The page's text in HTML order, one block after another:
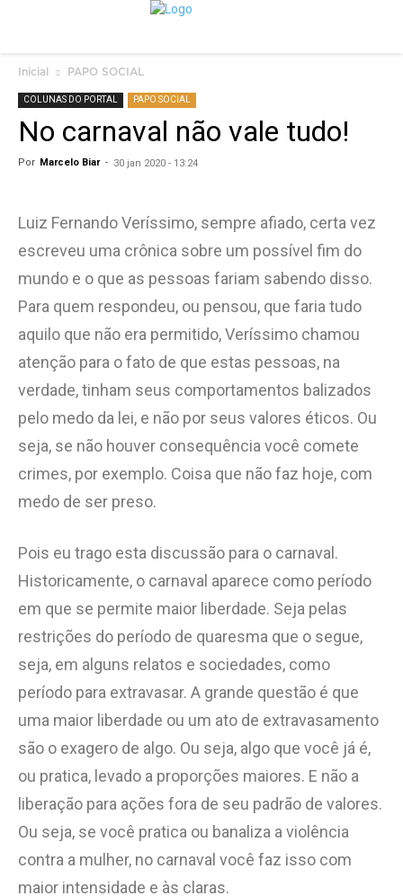
Inicial PAPO SOCIAL
COLUNAS DO PORTAL PAPO SOCIAL
No carnaval não vale tudo!
Por Marcelo Biar - 30 jan 2020 - 13:24
Luiz Fernando Veríssimo, sempre afiado, certa vez
escreveu uma crônica sobre um possível fim do
mundo e o que as pessoas fariam sabendo disso.
Para quem respondeu, ou pensou, que faria tudo
aquilo que não era permitido, Veríssimo chamou
atenção para o fato de que estas pessoas, na
verdade, tinham seus comportamentos balizados
pelo medo da lei, e não por seus valores éticos. Ou
seja, se não houver consequência você comete
crimes, por exemplo. Coisa que não faz hoje, com
medo de ser preso.
Pois eu trago esta discussão para o carnaval.
Historicamente, o carnaval aparece como período
em que se permite maior liberdade. Seja pelas
restrições do período de quaresma que o segue,
seja, em alguns relatos e sociedades, como
período para extravasar. A grande questão é que
uma maior liberdade ou um ato de extravasamento
são o exagero de algo. Ou seja, algo que você já é,
ou pratica, levado a proporções maiores. E não a
liberação para ações fora de seu padrão de valores.
Ou seja, se você pratica ou banaliza a violência
contra a mulher, no carnaval você faz isso com
maior intensidade e às claras.